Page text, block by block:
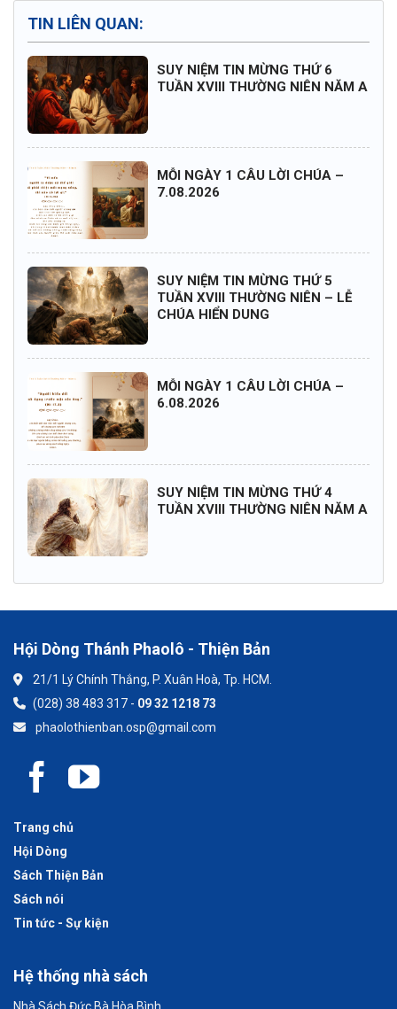
TIN LIÊN QUAN:
SUY NIỆM TIN MỪNG THỨ 6
TUẦN XVIII THƯỜNG NIÊN NĂM A
MỖI NGÀY 1 CÂU LỜI CHÚA –
7.08.2026
SUY NIỆM TIN MỪNG THỨ 5
TUẦN XVIII THƯỜNG NIÊN – LỄ
CHÚA HIỂN DUNG
MỖI NGÀY 1 CÂU LỜI CHÚA –
6.08.2026
SUY NIỆM TIN MỪNG THỨ 4
TUẦN XVIII THƯỜNG NIÊN NĂM A
Hội Dòng Thánh Phaolô - Thiện Bản
21/1 Lý Chính Thắng, P. Xuân Hoà, Tp. HCM.
(028) 38 483 317 - 09 32 1218 73
phaolothienban.osp@gmail.com
Trang chủ
Hội Dòng
Sách Thiện Bản
Sách nói
Tin tức - Sự kiện
Hệ thống nhà sách
Nhà Sách Đức Bà Hòa Bình